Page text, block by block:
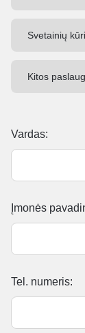
Svetainių
Kitos
Vardas:
Įmonės
Tel. numeris: